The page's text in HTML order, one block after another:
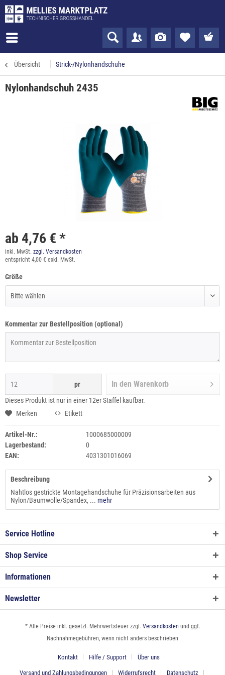
Übersicht Strick-/Nylonhandschuhe
Nylonhandschuh 2435
ab 4,76 € *
inkl. MwSt. zzgl. Versandkosten
entspricht 4,00 € exkl. MwSt.
Größe
Kommentar zur Bestellposition (optional)
pr In den Warenkorb
Dieses Produkt ist nur in einer 12er Staffel kaufbar.
Merken
Etikett
Artikel-Nr.:
1000685000009
Lagerbestand:
0
EAN:
4031301016069
Beschreibung
Nahtlos gestrickte Montagehandschuhe für Präzisionsarbeiten aus
Nylon/Baumwolle/Spandex, ... mehr
Service Hotline
Shop Service
Informationen
Newsletter
* Alle Preise inkl. gesetzl. Mehrwertsteuer zzgl. Versandkosten und ggf.
Nachnahmegebühren, wenn nicht anders beschrieben
Kontakt Hilfe / Support Über uns
Versand und Zahlungsbedingungen Widerrufsrecht Datenschutz